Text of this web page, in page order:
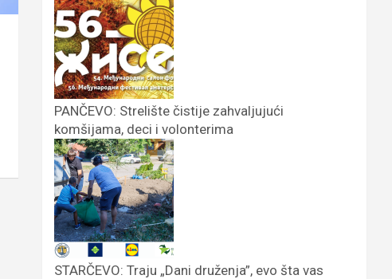
PANČEVO: Strelište čistije zahvaljujući
komšijama, deci i volonterima
STARČEVO: Traju „Dani druženja”, evo šta vas